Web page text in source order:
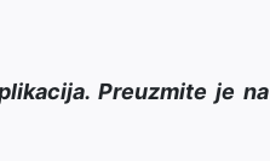
Preuzmite je na